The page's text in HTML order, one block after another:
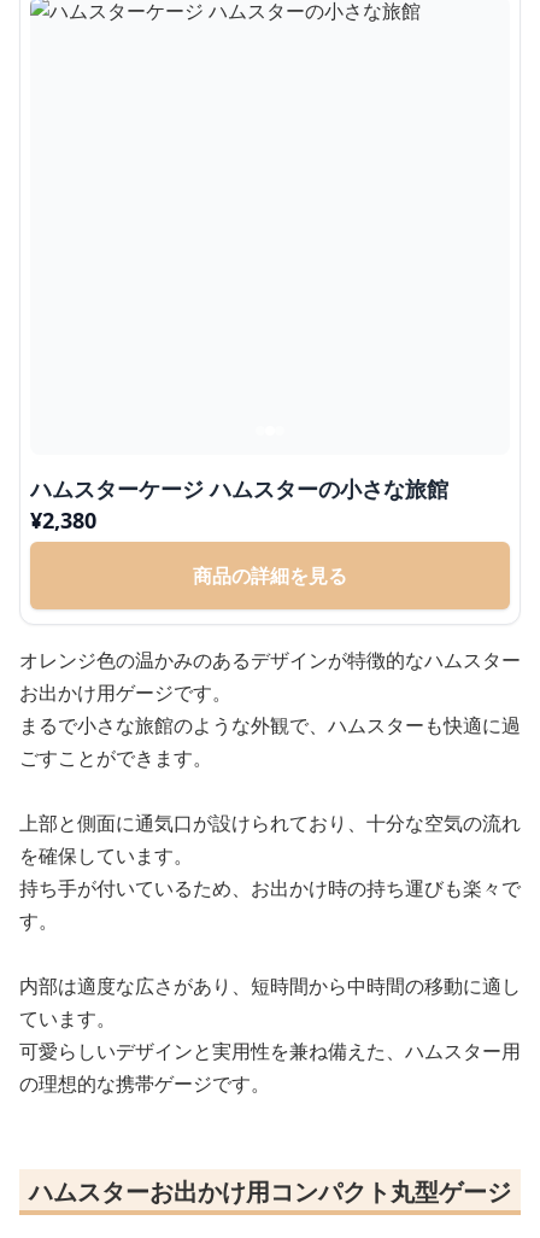
ハムスターケージ ハムスターの小さな旅館
¥2,380
商品の詳細を見る
オレンジ色の温かみのあるデザインが特徴的なハムスター
お出かけ用ゲージです。
まるで小さな旅館のような外観で、ハムスターも快適に過
ごすことができます。
上部と側面に通気口が設けられており、十分な空気の流れ
を確保しています。
持ち手が付いているため、お出かけ時の持ち運びも楽々で
す。
内部は適度な広さがあり、短時間から中時間の移動に適し
ています。
可愛らしいデザインと実用性を兼ね備えた、ハムスター用
の理想的な携帯ゲージです。
ハムスターお出かけ用コンパクト丸型ゲージ